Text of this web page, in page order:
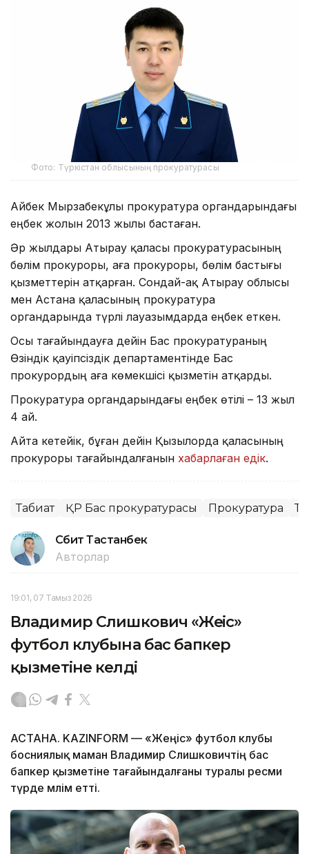
Фото: Түркістан облысының прокуратурасы
Айбек Мырзабекұлы прокуратура органдарындағы
еңбек жолын 2013 жылы бастаған.
Әр жылдары Атырау қаласы прокуратурасының
бөлім прокуроры, аға прокуроры, бөлім бастығы
қызметтерін атқарған. Сондай-ақ Атырау облысы
мен Астана қаласының прокуратура
органдарында түрлі лауазымдарда еңбек еткен.
Осы тағайындауға дейін Бас прокуратураның
Өзіндік қауіпсіздік департаментінде Бас
прокурордың аға көмекшісі қызметін атқарды.
Прокуратура органдарындағы еңбек өтілі – 13 жыл
4 ай.
Айта кетейік, бұған дейін Қызылорда қаласының
прокуроры тағайындалғанын хабарлаған едік.
Табиғат ҚР Бас прокуратурасы Прокуратура
Сәбит Тастанбек
Авторлар
19:01, 07 Тамыз 2026
Владимир Слишкович «Жеңіс»
футбол клубына бас бапкер
қызметіне келді
АСТАНА. KAZINFORM — «Жеңіс» футбол клубы
босниялық маман Владимир Слишковичтің бас
бапкер қызметіне тағайындалғаны туралы ресми
түрде мәлім етті.